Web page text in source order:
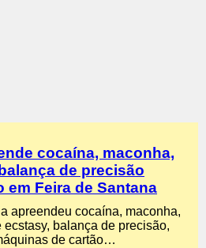
cocaína, maconha,
de precisão
em Feira de Santana
apreendeu cocaína, maconha,
balança de precisão,
de cartão…